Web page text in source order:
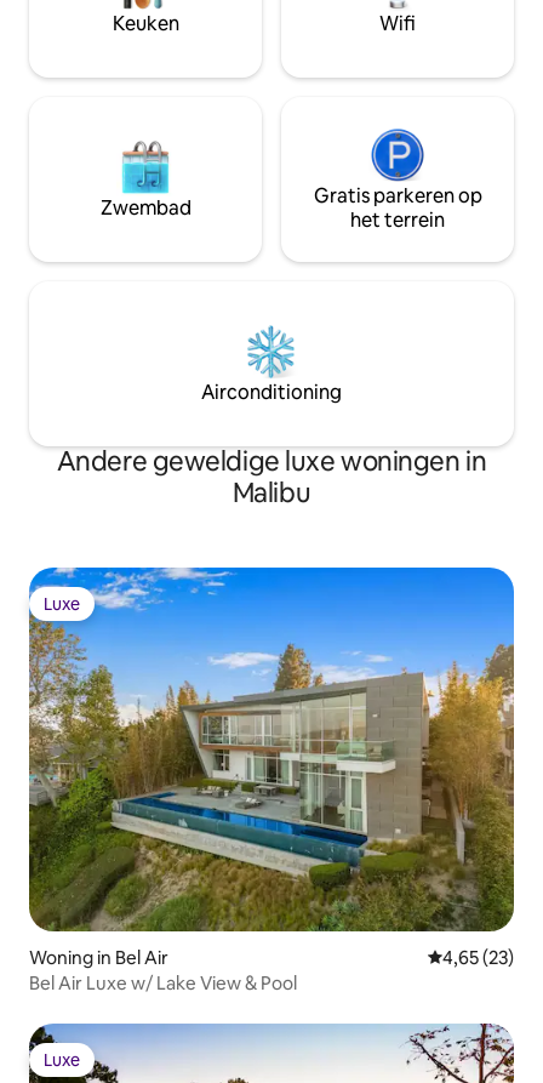
Keuken Wifi
Zwembad
Gratis parkeren op
het terrein
Airconditioning
Andere geweldige luxe woningen in
Malibu
Luxe
Luxe
Woning in Bel Air Gemiddelde
4,65 (23)
Bel Air Luxe w/ Lake View & Pool
Luxe
Luxe